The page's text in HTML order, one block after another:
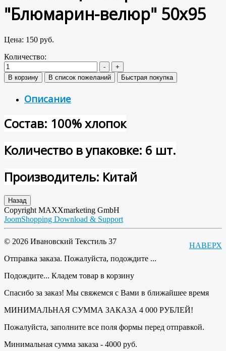
"Блюмарин-велюр" 50x95
Цена: 150 руб.
Количество:
Описание
Состав: 100% хлопок
Количество в упаковке: 6 шт.
Производитель: Китай
Copyright MAXXmarketing GmbH
JoomShopping Download & Support
НАВЕРХ
© 2026 Ивановский Текстиль 37
Отправка заказа. Пожалуйста, подождите ...
Подождите... Кладем товар в корзину
Спасибо за заказ! Мы свяжемся с Вами в ближайшее время
МИНИМАЛЬНАЯ СУММА ЗАКАЗА 4 000 РУБЛЕЙ!
Пожалуйста, заполните все поля формы перед отправкой.
Минимальная сумма заказа - 4000 руб.